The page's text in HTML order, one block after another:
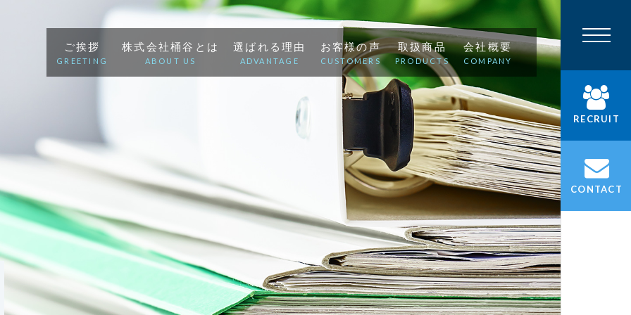
ご挨拶
GREETING
株式会社桶谷とは
ABOUT US
選ばれる理由
ADVANTAGE
お客様の声
CUSTOMERS
取扱商品
PRODUCTS
会社概要
COMPANY
RECRUIT
CONTACT